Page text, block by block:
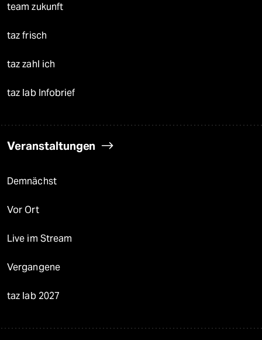
team zukunft
taz frisch
taz zahl ich
taz lab Infobrief
Veranstaltungen
Demnächst
Vor Ort
Live im Stream
Vergangene
taz lab 2027